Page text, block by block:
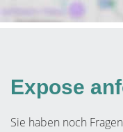
Expose
Sie haben noch